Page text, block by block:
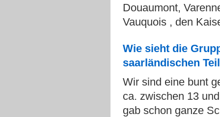
Douaumont,
Vauquois , den
Wie sieht die
saarländischen
Wir sind eine bunt
ca. zwischen 13
gab schon ganze